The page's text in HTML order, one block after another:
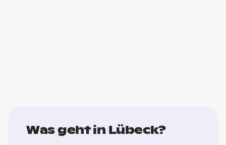
Was geht in Lübeck?